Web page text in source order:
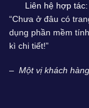
Liên hệ hợp tác:
“Chưa ở đâu có
dụng phần mềm
kì chi tiết!”
– Một vị khách